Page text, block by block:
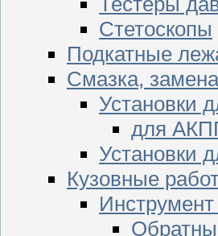
Стетоскопы
Подкатные
Смазка,
Установки
для
Установки
Кузовные